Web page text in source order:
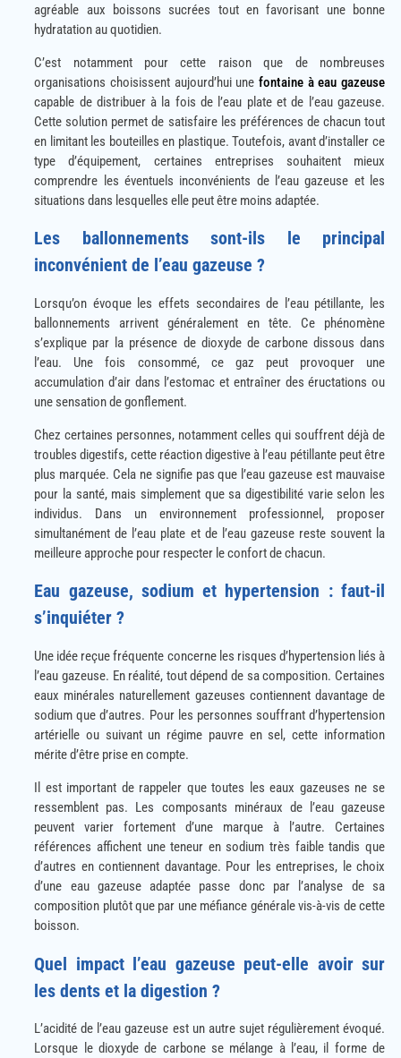
agréable aux boissons sucrées tout en favorisant une bonne
hydratation au quotidien.
C’est notamment pour cette raison que de nombreuses
organisations choisissent aujourd’hui une fontaine à eau gazeuse
capable de distribuer à la fois de l’eau plate et de l’eau gazeuse.
Cette solution permet de satisfaire les préférences de chacun tout
en limitant les bouteilles en plastique. Toutefois, avant d’installer ce
type d’équipement, certaines entreprises souhaitent mieux
comprendre les éventuels inconvénients de l’eau gazeuse et les
situations dans lesquelles elle peut être moins adaptée.
Les ballonnements sont-ils le principal
inconvénient de l’eau gazeuse ?
Lorsqu’on évoque les effets secondaires de l’eau pétillante, les
ballonnements arrivent généralement en tête. Ce phénomène
s’explique par la présence de dioxyde de carbone dissous dans
l’eau. Une fois consommé, ce gaz peut provoquer une
accumulation d’air dans l’estomac et entraîner des éructations ou
une sensation de gonflement.
Chez certaines personnes, notamment celles qui souffrent déjà de
troubles digestifs, cette réaction digestive à l’eau pétillante peut être
plus marquée. Cela ne signifie pas que l’eau gazeuse est mauvaise
pour la santé, mais simplement que sa digestibilité varie selon les
individus. Dans un environnement professionnel, proposer
simultanément de l’eau plate et de l’eau gazeuse reste souvent la
meilleure approche pour respecter le confort de chacun.
Eau gazeuse, sodium et hypertension : faut-il
s’inquiéter ?
Une idée reçue fréquente concerne les risques d’hypertension liés à
l’eau gazeuse. En réalité, tout dépend de sa composition. Certaines
eaux minérales naturellement gazeuses contiennent davantage de
sodium que d’autres. Pour les personnes souffrant d’hypertension
artérielle ou suivant un régime pauvre en sel, cette information
mérite d’être prise en compte.
Il est important de rappeler que toutes les eaux gazeuses ne se
ressemblent pas. Les composants minéraux de l’eau gazeuse
peuvent varier fortement d’une marque à l’autre. Certaines
références affichent une teneur en sodium très faible tandis que
d’autres en contiennent davantage. Pour les entreprises, le choix
d’une eau gazeuse adaptée passe donc par l’analyse de sa
composition plutôt que par une méfiance générale vis-à-vis de cette
boisson.
Quel impact l’eau gazeuse peut-elle avoir sur
les dents et la digestion ?
L’acidité de l’eau gazeuse est un autre sujet régulièrement évoqué.
Lorsque le dioxyde de carbone se mélange à l’eau, il forme de